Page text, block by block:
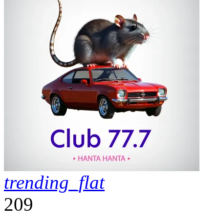
trending_flat
209